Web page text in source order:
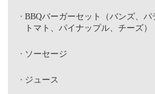
BBQバーガーセット（バンズ、パ
トマト、パイナップル、チーズ）
ソーセージ
ジュース